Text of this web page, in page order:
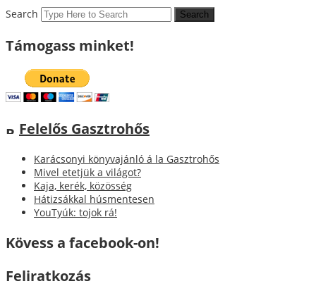
Search
Támogass minket!
Felelős Gasztrohős
Karácsonyi könyvajánló á la Gasztrohős
Mivel etetjük a világot?
Kaja, kerék, közösség
Hátizsákkal húsmentesen
YouTyúk: tojok rá!
Kövess a facebook-on!
Feliratkozás